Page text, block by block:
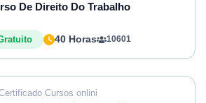
De Direito Do Trabalho
40 Horas 10601
Cursos onlini